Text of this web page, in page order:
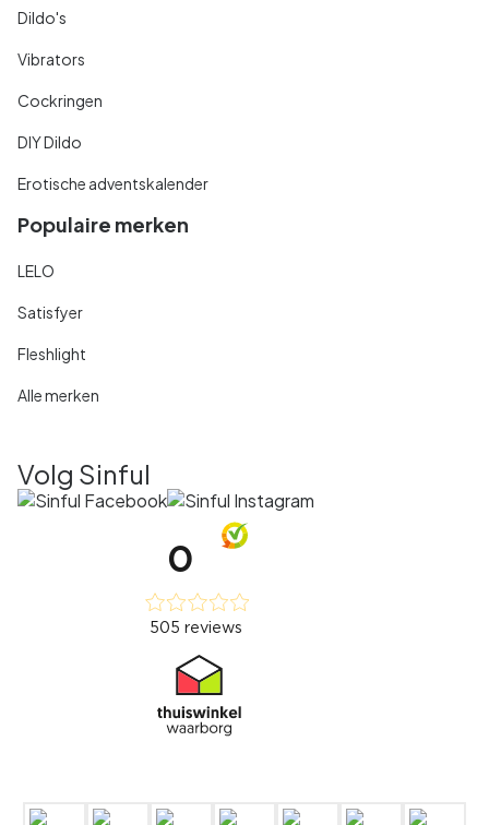
Dildo's
Vibrators
Cockringen
DIY Dildo
Erotische adventskalender
Populaire merken
LELO
Satisfyer
Fleshlight
Alle merken
Volg Sinful